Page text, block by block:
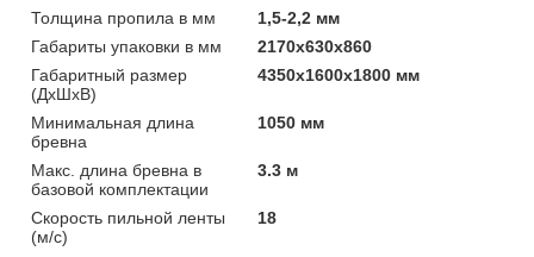
Толщина пропила в мм
1,5-2,2 мм
Габариты упаковки в мм
2170х630х860
Габаритный размер
(ДхШхВ)
4350x1600x1800 мм
Минимальная длина
бревна
1050 мм
Макс. длина бревна в
базовой комплектации
3.3 м
Скорость пильной ленты
(м/с)
18